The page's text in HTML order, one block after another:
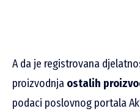
A da je registrovana
proizvodnja ostalih
podaci poslovnog portala